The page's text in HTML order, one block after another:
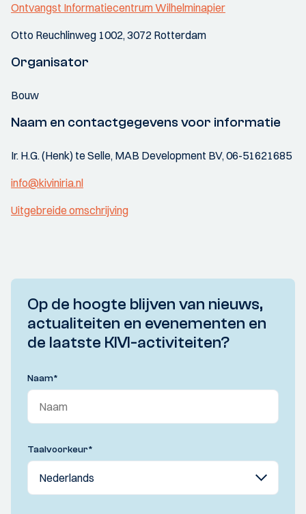
Ontvangst Informatiecentrum Wilhelminapier
Otto Reuchlinweg 1002, 3072 Rotterdam
Organisator
Bouw
Naam en contactgegevens voor informatie
Ir. H.G. (Henk) te Selle, MAB Development BV, 06-51621685
info@kiviniria.nl
Uitgebreide omschrijving
Op de hoogte blijven van nieuws,
actualiteiten en evenementen en
de laatste KIVI-activiteiten?
Naam*
Taalvoorkeur*